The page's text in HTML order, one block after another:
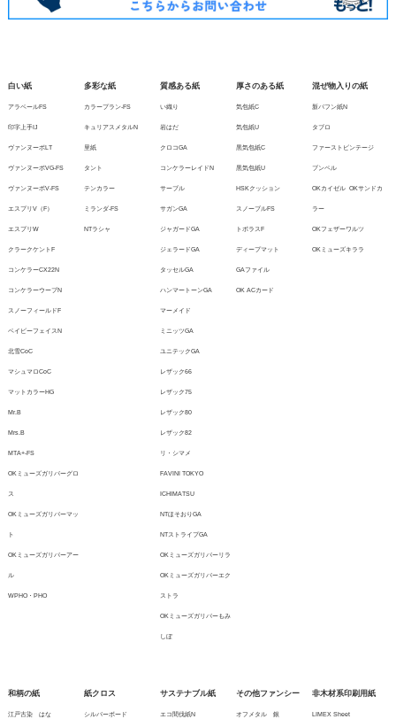
白い紙
アラベールFS
印字上手IJ
ヴァンヌーボLT
ヴァンヌーボVG-FS
ヴァンヌーボV-FS
エスプリV（F）
エスプリW
クラークケントF
コンケラーCX22N
コンケラーウーブN
スノーフィールドF
ベイビーフェイスN
北雪CoC
マシュマロCoC
マットカラーHG
Mr.B
Mrs.B
MTA+-FS
OKミューズガリバーグロ
ス
OKミューズガリバーマッ
ト
OKミューズガリバーアー
ル
WPHO・PHO
多彩な紙
カラープラン-FS
キュリアスメタルN
里紙
タント
テンカラー
ミランダ-FS
NTラシャ
質感ある紙
い織り
岩はだ
クロコGA
コンケラーレイドN
サーブル
サガンGA
ジャガードGA
ジェラードGA
タッセルGA
ハンマートーンGA
マーメイド
ミニッツGA
ユニテックGA
レザック66
レザック75
レザック80
レザック82
リ・シマメ
FAVINI TOKYO
ICHIMATSU
NTほそおりGA
NTストライプGA
OKミューズガリバーリラ
OKミューズガリバーエク
ストラ
OKミューズガリバーもみ
しぼ
厚さのある紙
気包紙C
気包紙U
黒気包紙C
黒気包紙U
HSKクッション
スノーブルFS
トポラスF
ディープマット
GAファイル
OK ACカード
混ぜ物入りの紙
新バフン紙N
タブロ
ファーストビンテージ
ブンペル
OKカイゼル OKサンドカ
ラー
OKフェザーワルツ
OKミューズキララ
和柄の紙
江戸古染 はな
紙クロス
シルバーボード
サステナブル紙
エコ間伐紙N
その他ファンシー
オフメタル 銀
非木材系印刷用紙
LIMEX Sheet